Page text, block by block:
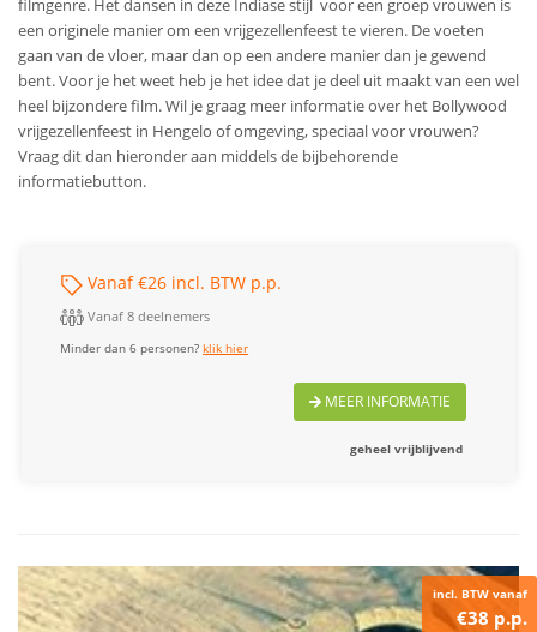
filmgenre. Het dansen in deze Indiase stijl voor een groep vrouwen is
een originele manier om een vrijgezellenfeest te vieren. De voeten
gaan van de vloer, maar dan op een andere manier dan je gewend
bent. Voor je het weet heb je het idee dat je deel uit maakt van een wel
heel bijzondere film. Wil je graag meer informatie over het Bollywood
vrijgezellenfeest in Hengelo of omgeving, speciaal voor vrouwen?
Vraag dit dan hieronder aan middels de bijbehorende
informatiebutton.
Vanaf €26 incl. BTW p.p.
Vanaf 8 deelnemers
Minder dan 6 personen?klik hier
MEER INFORMATIE
geheel vrijblijvend
incl. BTW vanaf
€38 p.p.